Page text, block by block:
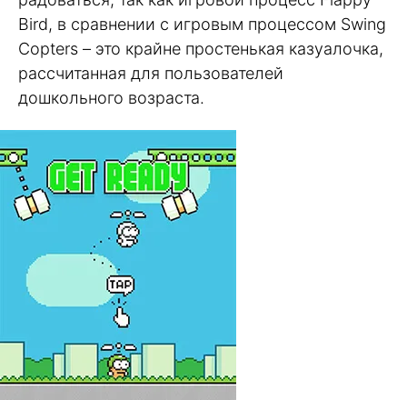
Bird, в сравнении с игровым процессом Swing
Copters – это крайне простенькая казуалочка,
рассчитанная для пользователей
дошкольного возраста.